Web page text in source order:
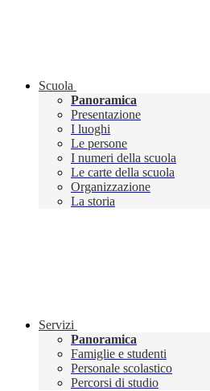
Scuola
Panoramica
Presentazione
I luoghi
Le persone
I numeri della scuola
Le carte della scuola
Organizzazione
La storia
Servizi
Panoramica
Famiglie e studenti
Personale scolastico
Percorsi di studio